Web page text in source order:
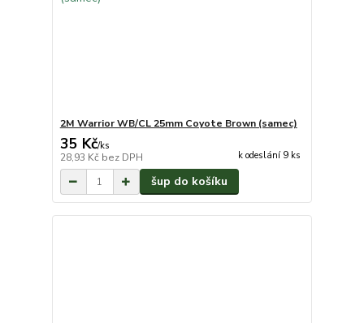
2M Warrior WB/CL 25mm Coyote Brown (samec)
35 Kč/ks
28,93 Kč bez DPH k odeslání 9 ks
šup do košíku